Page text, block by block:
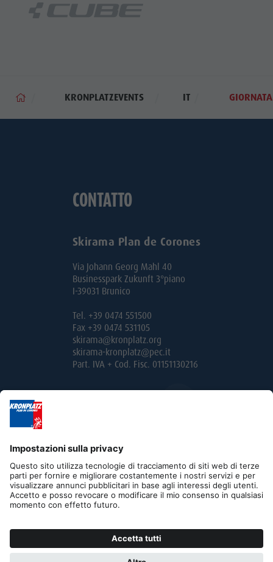
KRONPLATZEVENTS IT
CONTATTO
Skirama Plan de Corones
Via Johann Georg Mahl 40
Businesspark Zukunft 3°piano
I-39031 Brunico
Tel. +39 0474 551500
Fax +39 0474 531105
skirama@kronplatz.org
skirama-kronplatz@pec.it
Part. IVA + Cod. Fisc. 01151130216